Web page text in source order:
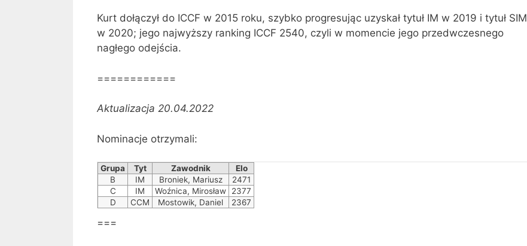
Kurt dołączył do ICCF w 2015 roku, szybko progresując uzyskał tytuł IM w 2019 i tytuł SIM
w 2020; jego najwyższy ranking ICCF 2540, czyli w momencie jego przedwczesnego
nagłego odejścia.
============
Aktualizacja 20.04.2022
Nominacje otrzymali:
Grupa Tyt Zawodnik
Elo
B
IM Broniek, Mariusz
2471
C
IM Woźnica, Mirosław
2377
D
CCM Mostowik, Daniel 2367
===